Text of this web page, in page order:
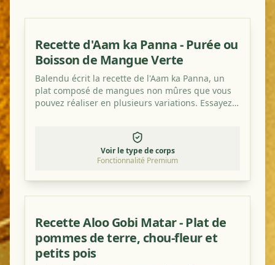
Recette d'Aam ka Panna - Purée ou
Boisson de Mangue Verte
Balendu écrit la recette de l'Aam ka Panna, un
plat composé de mangues non mûres que vous
pouvez réaliser en plusieurs variations. Essayez-
Voir le type de corps
Fonctionnalité Premium
Recette Aloo Gobi Matar - Plat de
pommes de terre, chou-fleur et
petits pois